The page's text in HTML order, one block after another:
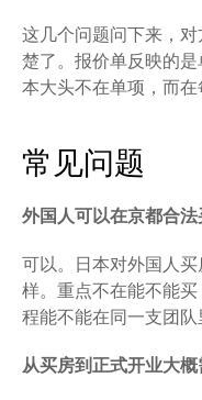
这几个问题问下来，
楚了。报价单反映的
本大头不在单项，而在
常见问题
外国人可以在京都合法
可以。日本对外国人
样。重点不在能不能
程能不能在同一支团队
从买房到正式开业大概